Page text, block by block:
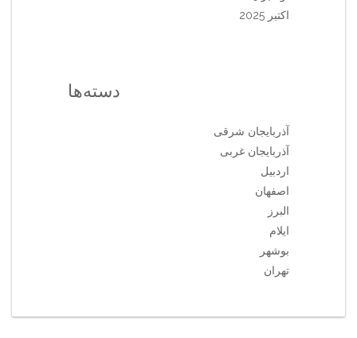
اکتبر 2025
دسته‌ها
آذربایجان شرقی
آذربایجان غربی
اردبیل
اصفهان
البرز
ایلام
بوشهر
تهران